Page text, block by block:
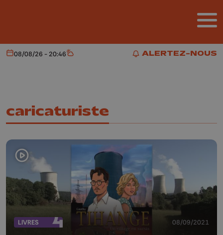
ALERTEZ-NOUS
ALERTEZ-NOUS
Aujourd'hui
08/08/26 - 20:46 Météo
caricaturiste
LIVRES 08/09/2021